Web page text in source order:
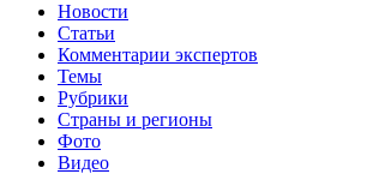
Новости
Статьи
Комментарии экспертов
Темы
Рубрики
Страны и регионы
Фото
Видео